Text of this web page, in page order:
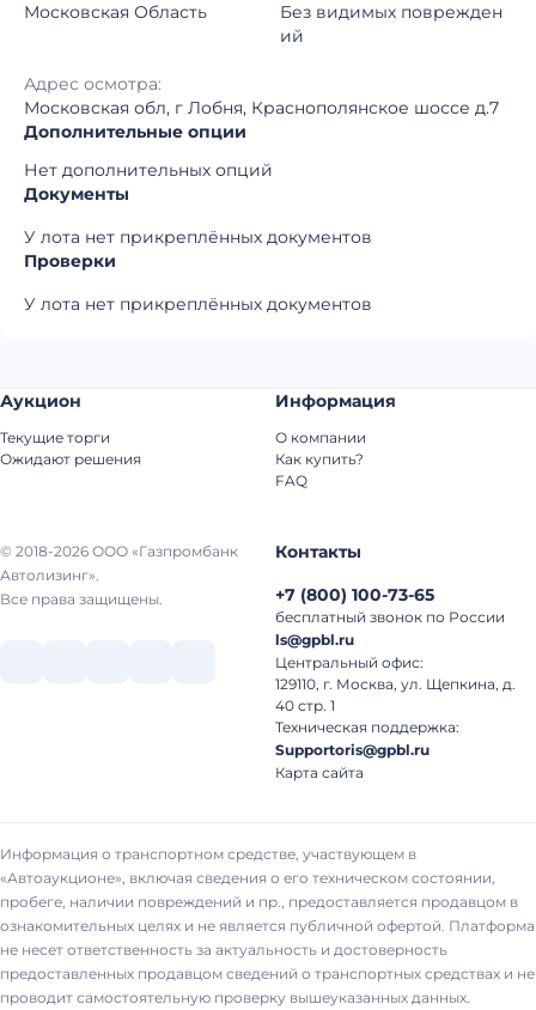
Московская Область
Без видимых поврежден
ий
Адрес осмотра:
Московская обл, г Лобня, Краснополянское шоссе д.7
Дополнительные опции
Нет дополнительных опций
Документы
У лота нет прикреплённых документов
Проверки
У лота нет прикреплённых документов
© 2018-2026 ООО «Газпромбанк
Автолизинг».
Все права защищены.
Аукцион
Текущие торги
Ожидают решения
Информация
О компании
Как купить?
FAQ
Контакты
+7 (800) 100-73-65
бесплатный звонок по России
ls@gpbl.ru
Центральный офис:
129110, г. Москва, ул. Щепкина, д.
40 стр. 1
Техническая поддержка:
Supportoris@gpbl.ru
Карта сайта
Информация о транспортном средстве, участвующем в
«Автоаукционе», включая сведения о его техническом состоянии,
пробеге, наличии повреждений и пр., предоставляется продавцом в
ознакомительных целях и не является публичной офертой. Платформа
не несет ответственность за актуальность и достоверность
предоставленных продавцом сведений о транспортных средствах и не
проводит самостоятельную проверку вышеуказанных данных.